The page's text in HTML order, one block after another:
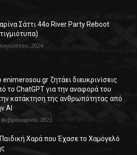
Σάττι 44o River Party Reboot
2024
enimerosou.gr ζητάει διευκρινίσεις
το ChatGPT για την αναφορά του
κατάκτηση της ανθρωπότητας από
AI
Φεβρουαρίου, 2023
Χαρά που Έχασε το Χαμόγελό